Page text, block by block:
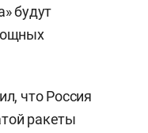
будут
что Россия
ракеты